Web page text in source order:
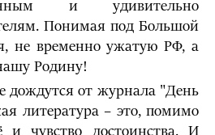
и удивительно
Понимая под Большой
не временно ужатую РФ, а
Родину!
дождутся от журнала "День
литература – это, помимо
и чувство достоинства. И